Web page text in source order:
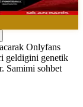
Onlyfans
geldigini genetik
Samimi sohbet